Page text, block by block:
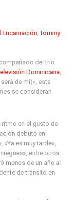
Encarnación,Tommy
del trío
Dominicana,
de mí)», esta
se consideran
ritmo en el gusto de
debutó en
es muy tarde»,
entre otros.
menos de un año al
de tránsito en